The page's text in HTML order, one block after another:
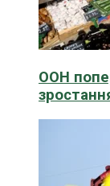
ООН